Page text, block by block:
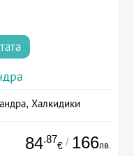
Халкидики
84.87
€ / 166лв.